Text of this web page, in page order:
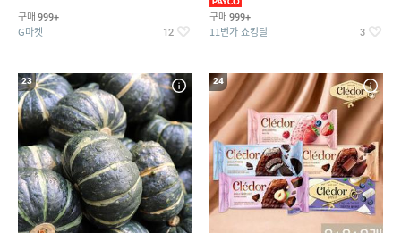
구매 999+
G마켓 12
구매 999+
11번가 쇼킹딜 3
23 24